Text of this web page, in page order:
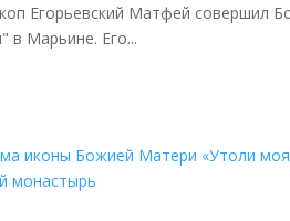
Егорьевский Матфей совершил
в Марьине. Его...